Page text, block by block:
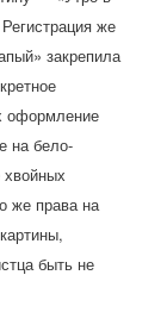
же
закрепила
оформление
на бело-
же права на
быть не